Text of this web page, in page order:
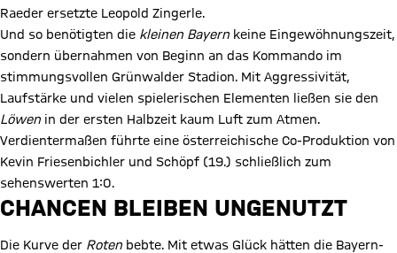
Raeder ersetzte Leopold Zingerle.
Und so benötigten die kleinen Bayern keine Eingewöhnungszeit,
sondern übernahmen von Beginn an das Kommando im
stimmungsvollen Grünwalder Stadion. Mit Aggressivität,
Laufstärke und vielen spielerischen Elementen ließen sie den
Löwen in der ersten Halbzeit kaum Luft zum Atmen.
Verdientermaßen führte eine österreichische Co-Produktion von
Kevin Friesenbichler und Schöpf (19.) schließlich zum
sehenswerten 1:0.
CHANCEN BLEIBEN UNGENUTZT
Die Kurve der Roten bebte. Mit etwas Glück hätten die Bayern-